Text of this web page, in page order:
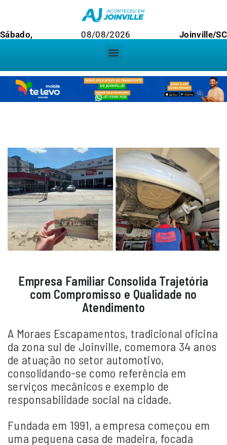
Sábado, 08/08/2026 Joinville/SC
Empresa Familiar Consolida Trajetória
com Compromisso e Qualidade no
Atendimento
A Moraes Escapamentos, tradicional oficina
da zona sul de Joinville, comemora 34 anos
de atuação no setor automotivo,
consolidando-se como referência em
serviços mecânicos e exemplo de
responsabilidade social na cidade.
Fundada em 1991, a empresa começou em
uma pequena casa de madeira, focada